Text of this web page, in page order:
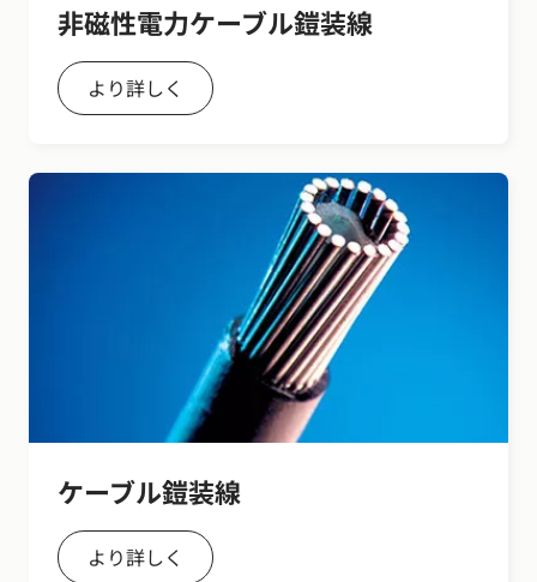
非磁性電力ケーブル鎧装線
より詳しく
ケーブル鎧装線
より詳しく